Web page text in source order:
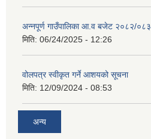
अन्नपूर्ण गाउँपालिका आ.व बजेट २०८२/०८३
मिति: 06/24/2025 - 12:26
वोलपत्र स्वीकृत गर्ने आशयको सूचना
मिति: 12/09/2024 - 08:53
अन्य